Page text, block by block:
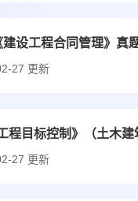
设工程合同管理》真
27 更新
程目标控制》（土木建
27 更新